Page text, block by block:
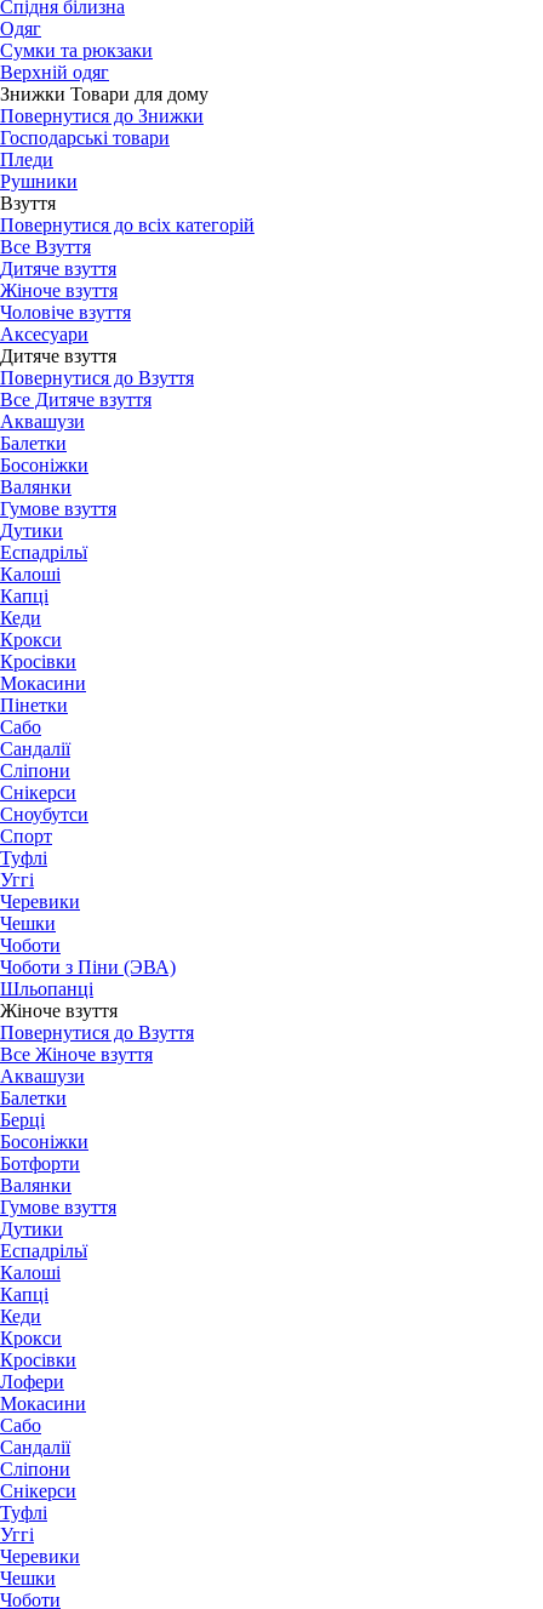
Спідня білизна
Одяг
Сумки та рюкзаки
Верхній одяг
Знижки Товари для дому
Повернутися до Знижки
Господарські товари
Пледи
Рушники
Взуття
Повернутися до всіх категорій
Все Взуття
Дитяче взуття
Жіноче взуття
Чоловіче взуття
Аксесуари
Дитяче взуття
Повернутися до Взуття
Все Дитяче взуття
Аквашузи
Балетки
Босоніжки
Валянки
Гумове взуття
Дутики
Еспадрільї
Калоші
Капці
Кеди
Крокси
Кросівки
Мокасини
Пінетки
Сабо
Сандалії
Сліпони
Снікерси
Сноубутси
Спорт
Туфлі
Уггі
Черевики
Чешки
Чоботи
Чоботи з Піни (ЭВА)
Шльопанці
Жіноче взуття
Повернутися до Взуття
Все Жіноче взуття
Аквашузи
Балетки
Берці
Босоніжки
Ботфорти
Валянки
Гумове взуття
Дутики
Еспадрільї
Калоші
Капці
Кеди
Крокси
Кросівки
Лофери
Мокасини
Сабо
Сандалії
Сліпони
Снікерси
Туфлі
Уггі
Черевики
Чешки
Чоботи